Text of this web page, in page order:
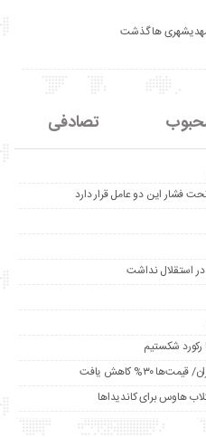
تصادفی
این دو عامل قرار دارد
استقلال نداشت
رکورد شکستیم
کاهش یافت